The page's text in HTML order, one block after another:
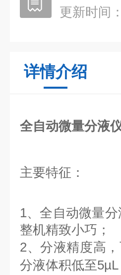
更新时间：
详情介绍
全自动微量分液
主要特征：
1、全自动微量
整机精致小巧；
2、分液精度高
分液体积低至